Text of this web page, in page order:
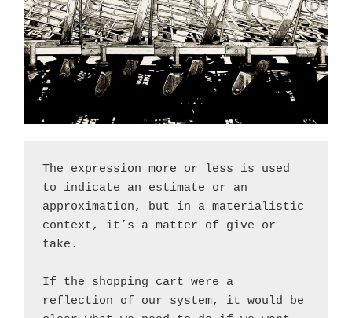
The expression more or less is used
to indicate an estimate or an
approximation, but in a materialistic
context, it’s a matter of give or
take.
If the shopping cart were a
reflection of our system, it would be